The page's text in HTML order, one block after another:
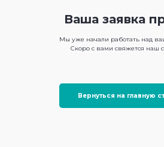
Ваша заявка
Мы уже начали работать над
Скоро с вами свяжется наш
Вернуться на главную